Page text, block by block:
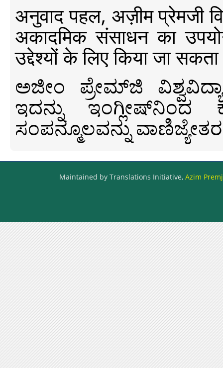
अनुवाद पहल, अज़ीम प्रेमजी
अकादमिक संसाधन का
उद्देश्यों के लिए किया जा
ಅಜೀಂ ಪ್ರೇಮ್‍ಜಿ
ಇದನ್ನು ಇಂಗ್ಲೀಷ್‍ನಿಂದ
ಸಂಪನ್ಮೂಲವನ್ನು
Maintained by Translations Initiative, Azim